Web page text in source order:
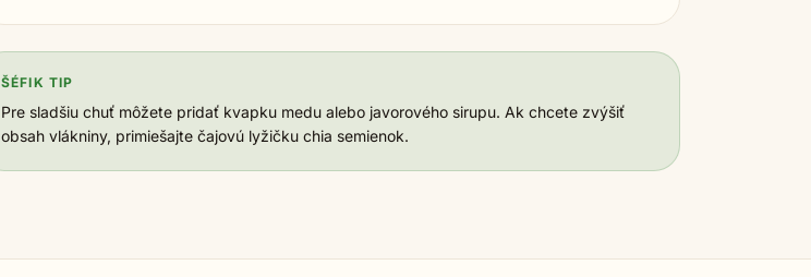
ŠÉFIK TIP
Pre sladšiu chuť môžete pridať kvapku medu alebo javorového sirupu. Ak chcete zvýšiť
obsah vlákniny, primiešajte čajovú lyžičku chia semienok.